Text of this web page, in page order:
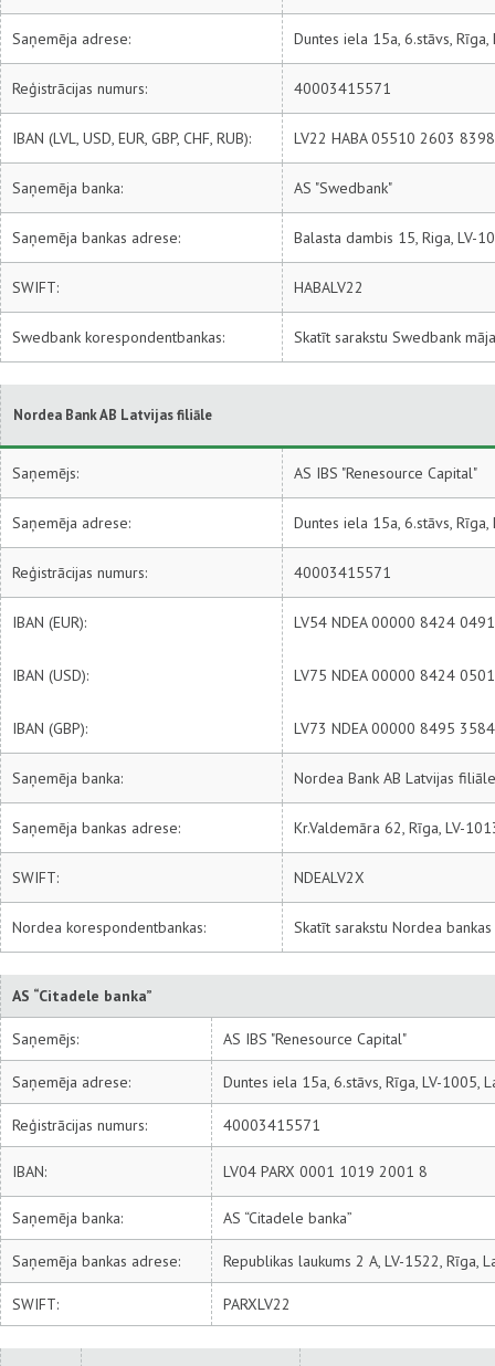
Saņemēja adrese: Duntes iela 15a, 6.stāvs, Rīga,
Reģistrācijas numurs: 40003415571
IBAN (LVL, USD, EUR, GBP, CHF, RUB): LV22 HABA 05510 2603 8398
Saņemēja banka: AS "Swedbank"
Saņemēja bankas adrese: Balasta dambis 15, Riga, LV-
SWIFT: HABALV22
Swedbank korespondentbankas: Skatīt sarakstu Swedbank
Nordea Bank AB Latvijas filiāle
Saņemējs: AS IBS "Renesource Capital"
Saņemēja adrese: Duntes iela 15a, 6.stāvs, Rīga,
Reģistrācijas numurs: 40003415571
IBAN (EUR):
IBAN (USD):
IBAN (GBP):
LV54 NDEA 00000 8424 0491
LV75 NDEA 00000 8424 0501
LV73 NDEA 00000 8495 3584
Saņemēja banka: Nordea Bank AB Latvijas filiāle
Saņemēja bankas adrese: Kr.Valdemāra 62, Rīga, LV-
SWIFT: NDEALV2X
Nordea korespondentbankas: Skatīt sarakstu Nordea
AS “Citadele banka”
Saņemējs: AS IBS "Renesource Capital"
Saņemēja adrese: Duntes iela 15a, 6.stāvs, Rīga, LV-1005,
Reģistrācijas numurs: 40003415571
IBAN: LV04 PARX 0001 1019 2001 8
Saņemēja banka: AS “Citadele banka”
Saņemēja bankas adrese: Republikas laukums 2 A, LV-1522, Rīga,
SWIFT: PARXLV22